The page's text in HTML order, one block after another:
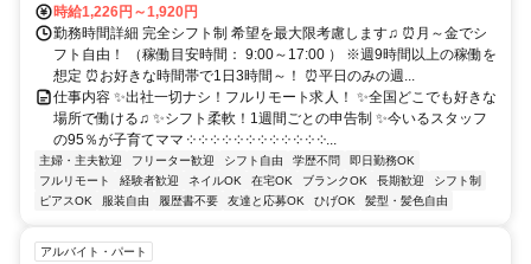
時給1,226円～1,920円
勤務時間詳細 完全シフト制 希望を最大限考慮します♫ ⏰月～金でシ
フト自由！ （稼働目安時間： 9:00～17:00 ） ※週9時間以上の稼働を
想定 ⏰お好きな時間帯で1日3時間～！ ⏰平日のみの週...
仕事内容 ✨出社一切ナシ！フルリモート求人！ ✨全国どこでも好きな
場所で働ける♫ ✨シフト柔軟！1週間ごとの申告制 ✨今いるスタッフ
の95％が子育てママ ༶ ༶ ༶ ༶ ༶ ༶ ༶ ༶ ༶ ༶ ༶ ༶...
主婦・主夫歓迎 フリーター歓迎 シフト自由 学歴不問
即日勤務OK
フルリモート
経験者歓迎 ネイルOK 在宅OK ブランクOK 長期歓迎
シフト制
ピアスOK
服装自由 履歴書不要 友達と応募OK ひげOK 髪型・髪色自由
アルバイト・パート